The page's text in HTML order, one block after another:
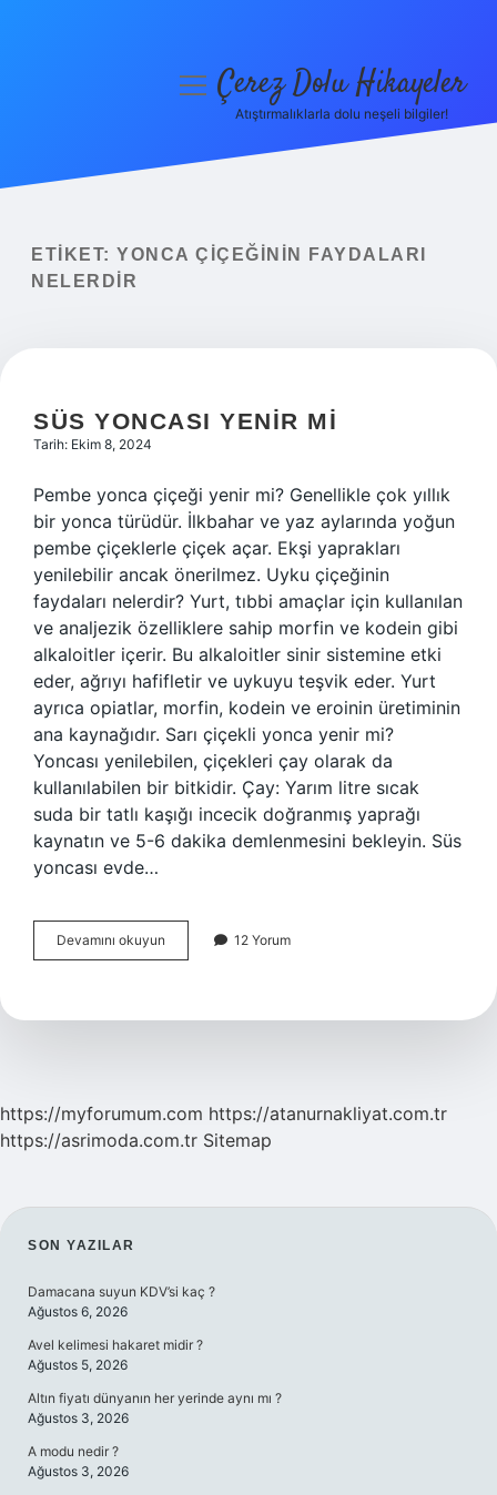
Yasal Uyarı
menüyüÇerez Dolu Hikayeler
Atıştırmalıklarla dolu neşeli bilgiler!
ETIKET: YONCA ÇIÇEĞININ FAYDALARI
NELERDIR
SÜS YONCASI YENIR MI
Tarih: Ekim 8, 2024
Pembe yonca çiçeği yenir mi? Genellikle çok yıllık
bir yonca türüdür. İlkbahar ve yaz aylarında yoğun
pembe çiçeklerle çiçek açar. Ekşi yaprakları
yenilebilir ancak önerilmez. Uyku çiçeğinin
faydaları nelerdir? Yurt, tıbbi amaçlar için kullanılan
ve analjezik özelliklere sahip morfin ve kodein gibi
alkaloitler içerir. Bu alkaloitler sinir sistemine etki
eder, ağrıyı hafifletir ve uykuyu teşvik eder. Yurt
ayrıca opiatlar, morfin, kodein ve eroinin üretiminin
ana kaynağıdır. Sarı çiçekli yonca yenir mi?
Yoncası yenilebilen, çiçekleri çay olarak da
kullanılabilen bir bitkidir. Çay: Yarım litre sıcak
suda bir tatlı kaşığı incecik doğranmış yaprağı
kaynatın ve 5-6 dakika demlenmesini bekleyin. Süs
yoncası evde…
Devamını okuyun
Yoncası
12 Yorum
https://myforumum.com https://atanurnakliyat.com.tr
https://asrimoda.com.tr Sitemap
SIDEBAR
SON YAZILAR
Damacana suyun KDV’si kaç ?
Ağustos 6, 2026
Avel kelimesi hakaret midir ?
Ağustos 5, 2026
Altın fiyatı dünyanın her yerinde aynı mı ?
Ağustos 3, 2026
A modu nedir ?
Ağustos 3, 2026